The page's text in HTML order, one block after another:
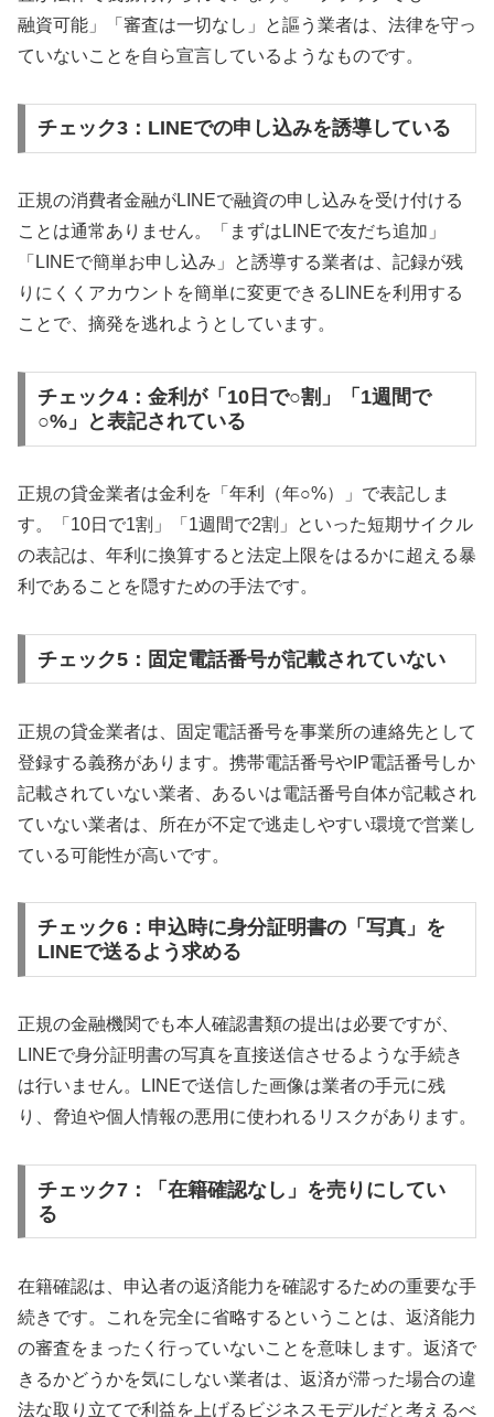
融資可能」「審査は一切なし」と謳う業者は、法律を守っ
ていないことを自ら宣言しているようなものです。
チェック3：LINEでの申し込みを誘導している
正規の消費者金融がLINEで融資の申し込みを受け付ける
ことは通常ありません。「まずはLINEで友だち追加」
「LINEで簡単お申し込み」と誘導する業者は、記録が残
りにくくアカウントを簡単に変更できるLINEを利用する
ことで、摘発を逃れようとしています。
チェック4：金利が「10日で○割」「1週間で
○%」と表記されている
正規の貸金業者は金利を「年利（年○%）」で表記しま
す。「10日で1割」「1週間で2割」といった短期サイクル
の表記は、年利に換算すると法定上限をはるかに超える暴
利であることを隠すための手法です。
チェック5：固定電話番号が記載されていない
正規の貸金業者は、固定電話番号を事業所の連絡先として
登録する義務があります。携帯電話番号やIP電話番号しか
記載されていない業者、あるいは電話番号自体が記載され
ていない業者は、所在が不定で逃走しやすい環境で営業し
ている可能性が高いです。
チェック6：申込時に身分証明書の「写真」を
LINEで送るよう求める
正規の金融機関でも本人確認書類の提出は必要ですが、
LINEで身分証明書の写真を直接送信させるような手続き
は行いません。LINEで送信した画像は業者の手元に残
り、脅迫や個人情報の悪用に使われるリスクがあります。
チェック7：「在籍確認なし」を売りにしてい
る
在籍確認は、申込者の返済能力を確認するための重要な手
続きです。これを完全に省略するということは、返済能力
の審査をまったく行っていないことを意味します。返済で
きるかどうかを気にしない業者は、返済が滞った場合の違
法な取り立てで利益を上げるビジネスモデルだと考えるべ